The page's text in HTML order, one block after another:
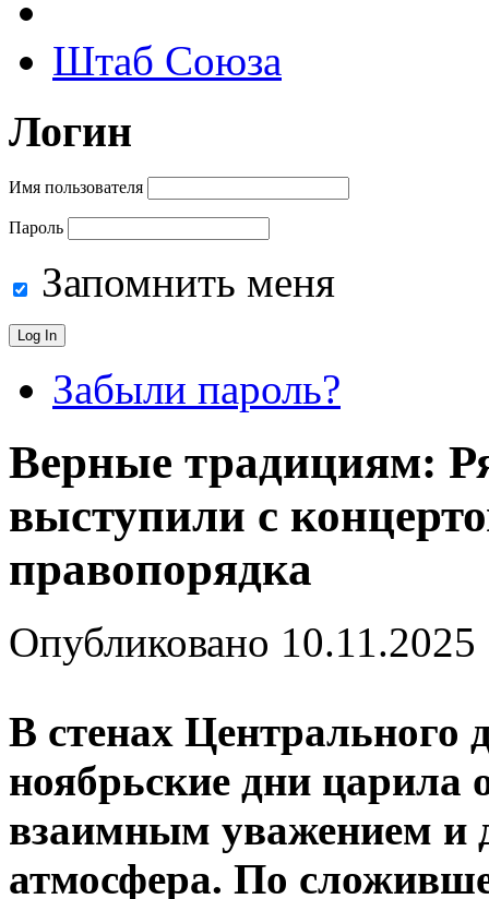
Штаб Союза
Логин
Имя пользователя
Пароль
Запомнить меня
Забыли пароль?
Верные традициям:
выступили с
правопорядка
Опубликовано 10.11.2025
В стенах Центрального
ноябрьские дни царила
взаимным уважением и
атмосфера. По